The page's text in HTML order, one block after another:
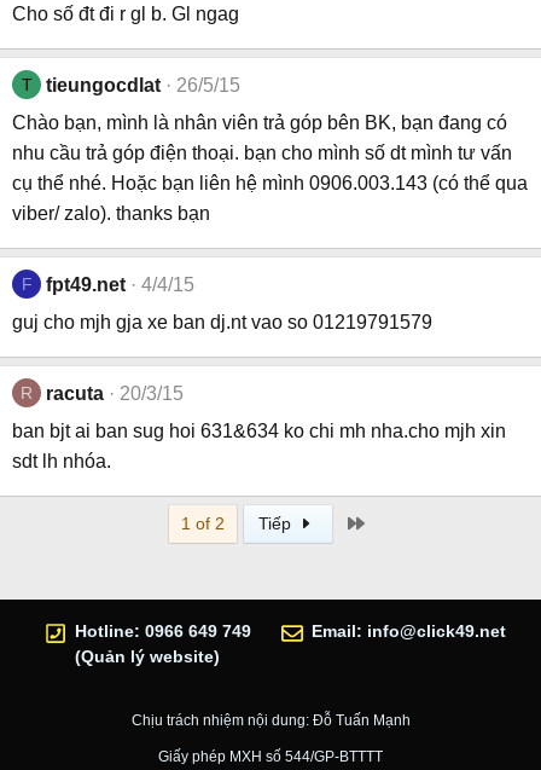
Cho số đt đi r gl b. Gl ngag
T tieungocdlat
26/5/15
Chào bạn, mình là nhân viên trả góp bên BK, bạn đang có
nhu cầu trả góp điện thoại. bạn cho mình số dt mình tư vấn
cụ thể nhé. Hoặc bạn liên hệ mình 0906.003.143 (có thể qua
viber/ zalo). thanks bạn
F fpt49.net
4/4/15
guj cho mjh gja xe ban dj.nt vao so 01219791579
R racuta
20/3/15
ban bjt ai ban sug hoi 631&634 ko chi mh nha.cho mjh xin
sdt lh nhóa.
1 of 2 Tiếp
Hotline: 0966 649 749
(Quản lý website)
Email: info@click49.net
Chịu trách nhiệm nội dung: Đỗ Tuấn Mạnh
Giấy phép MXH số 544/GP-BTTTT